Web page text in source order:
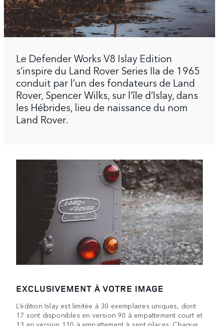
Le Defender Works V8 Islay Edition
s’inspire du Land Rover Series IIa de 1965
conduit par l’un des fondateurs de Land
Rover, Spencer Wilks, sur l’île d’Islay, dans
les Hébrides, lieu de naissance du nom
Land Rover.
EXCLUSIVEMENT À VOTRE IMAGE
L’édition Islay est limitée à 30 exemplaires uniques, dont
17 sont disponibles en version 90 à empattement court et
13 en version 110 à empattement à sept places. Chaque